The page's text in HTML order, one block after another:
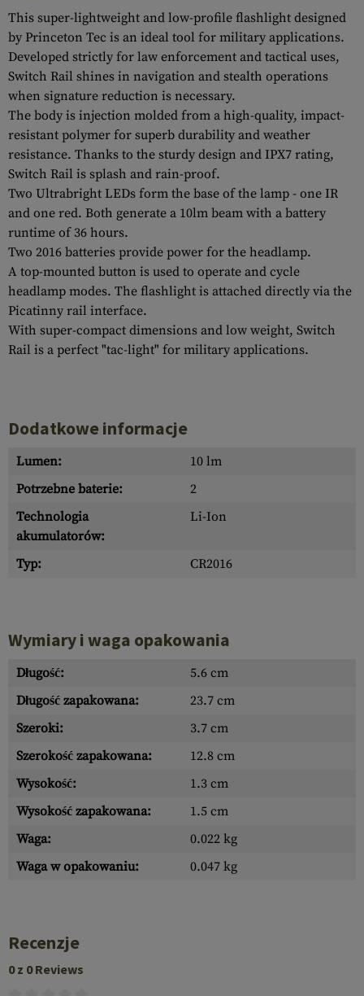
This super-lightweight and low-profile flashlight designed
by Princeton Tec is an ideal tool for military applications.
Developed strictly for law enforcement and tactical uses,
Switch Rail shines in navigation and stealth operations
when signature reduction is necessary.
The body is injection molded from a high-quality, impact-
resistant polymer for superb durability and weather
resistance. Thanks to the sturdy design and IPX7 rating,
Switch Rail is splash and rain-proof.
Two Ultrabright LEDs form the base of the lamp - one IR
and one red. Both generate a 10lm beam with a battery
runtime of 36 hours.
Two 2016 batteries provide power for the headlamp.
A top-mounted button is used to operate and cycle
headlamp modes. The flashlight is attached directly via the
Picatinny rail interface.
With super-compact dimensions and low weight, Switch
Rail is a perfect "tac-light" for military applications.
Dodatkowe informacje
Lumen:
10 lm
Potrzebne baterie:
2
Technologia
akumulatorów:
Li-Ion
Typ: CR2016
Wymiary i waga opakowania
Długość:
5.6 cm
Długość zapakowana:
23.7 cm
Szeroki:
3.7 cm
Szerokość zapakowana:
12.8 cm
Wysokość:
1.3 cm
Wysokość zapakowana:
1.5 cm
Waga:
0.022 kg
Waga w opakowaniu:
0.047 kg
Recenzje
0 z 0 Reviews